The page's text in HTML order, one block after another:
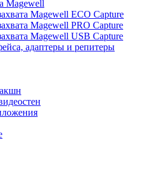
Magewell
Magewell ECO Capture
Magewell PRO Capture
Magewell USB Capture
адаптеры и репитеры